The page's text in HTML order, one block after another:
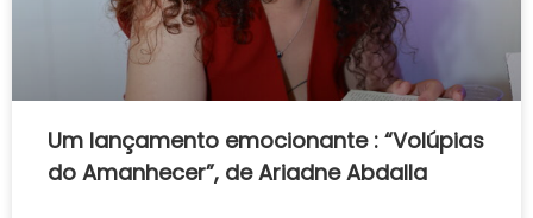
Um lançamento emocionante : “Volúpias
do Amanhecer”, de Ariadne Abdalla